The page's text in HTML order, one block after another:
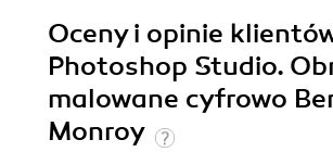
Oceny i opinie
Photoshop Studio.
malowane cyfrowo
Monroy